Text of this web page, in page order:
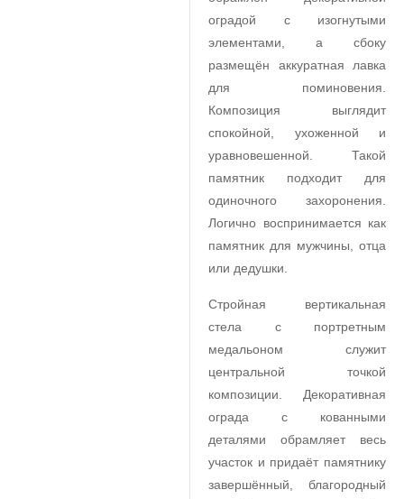
оградой с изогнутыми
элементами, а сбоку
размещён аккуратная лавка
для поминовения.
Композиция выглядит
спокойной, ухоженной и
уравновешенной. Такой
памятник подходит для
одиночного захоронения.
Логично воспринимается как
памятник для мужчины, отца
или дедушки.
Стройная вертикальная
стела с портретным
медальоном служит
центральной точкой
композиции. Декоративная
ограда с кованными
деталями обрамляет весь
участок и придаёт памятнику
завершённый, благородный